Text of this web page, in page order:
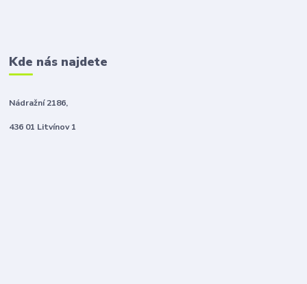
Kde nás najdete
Nádražní 2186,
436 01 Litvínov 1